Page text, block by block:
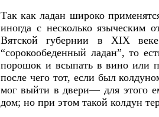
Так как ладан широко
иногда с несколько языческим
Вятской губернии в XIX
“сорокообеденный ладан”, то
порошок и всыпать в вино или
после чего тот, если был
мог выйти в двери— для этого
дом; но при этом такой колдун